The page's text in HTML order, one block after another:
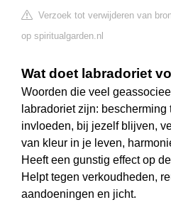
Verzoek tot verwijderen van
op spiritualgarden.nl
Wat doet labradoriet
Woorden die veel
labradoriet zijn:
invloeden, bij jezelf blijven,
van kleur in je leven,
Heeft een gunstig effect op
Helpt tegen verkoudheden,
aandoeningen en jicht.